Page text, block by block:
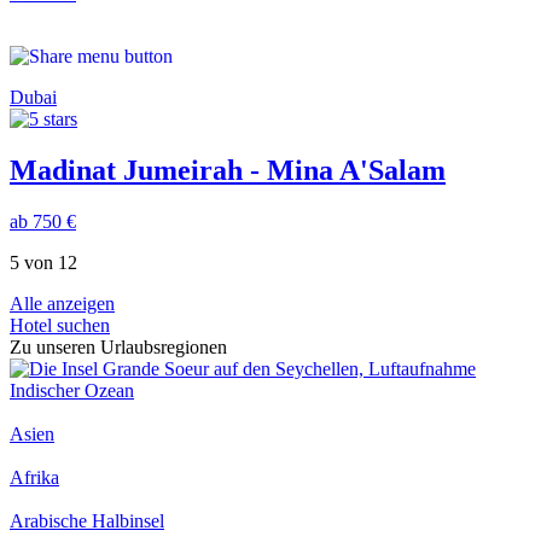
Dubai
Madinat Jumeirah - Mina A'Salam
ab 750 €
5 von 12
Alle anzeigen
Hotel suchen
Zu unseren Urlaubsregionen
Indischer Ozean
Asien
Afrika
Arabische Halbinsel